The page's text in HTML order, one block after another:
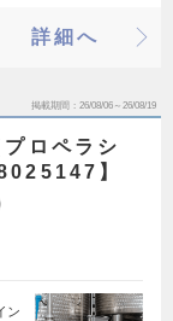
詳細へ
掲載期間 26/08/06～26/08/19
ロペラシ
】
ン